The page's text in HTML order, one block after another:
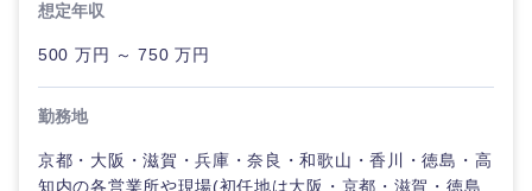
想定年収
500 万円 ～ 750 万円
勤務地
京都・大阪・滋賀・兵庫・奈良・和歌山・香川・徳島・高
知内の各営業所や現場(初任地は大阪・京都・滋賀・徳島